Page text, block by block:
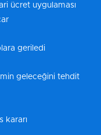
ücret uygulaması
geriledi
geleceğini tehdit
kararı